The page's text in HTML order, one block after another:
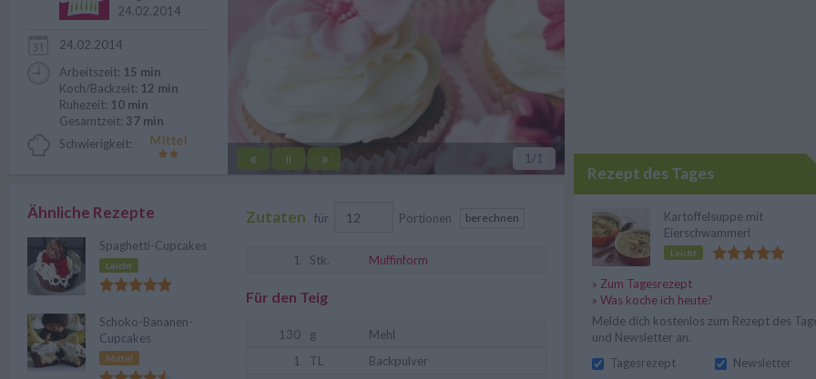
« || » 1 /1
24.02.2014
24.02.2014
Arbeitszeit: 15 min
Koch/Backzeit: 12 min
Ruhezeit: 10 min
Gesamtzeit: 37 min
Schwierigkeit:
Zutaten für Portionen berechnen
1 Stk. Muffinform
Für den Teig
130 g
Mehl
1
TL
Backpulver
Ähnliche Rezepte
Spaghetti-Cupcakes
Leicht
Schoko-Bananen-
Cupcakes
Mittel
Rezept des Tages
Kartoffelsuppe mit
Eierschwammerl
Leicht
» Zum Tagesrezept
» Was koche ich heute?
Melde dich kostenlos zum Rezept des
und Newsletter an.
Tagesrezept
Newsletter